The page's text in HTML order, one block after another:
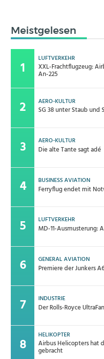
Meistgelesen
LUFTVERKEHR
XXL-Frachtflugzeug:
An-225
AERO-KULTUR
SG 38 unter Staub und
AERO-KULTUR
Die alte Tante sagt adé
BUSINESS AVIATION
Ferryflug endet mit
LUFTVERKEHR
MD-11-Ausmusterung:
GENERAL AVIATION
Premiere der Junkers
INDUSTRIE
Der Rolls-Royce
HELIKOPTER
Airbus Helicopters hat
gebracht